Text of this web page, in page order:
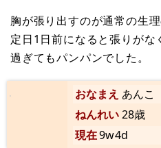
胸が張り出すのが通常の生
定日1日前になると張りが
過ぎてもパンパンでした。
おなまえ あんこ
ねんれい28歳
現在9w4d